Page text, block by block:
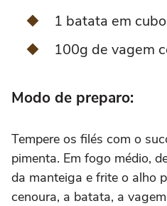
1 batata em
100g de vagem
Modo de preparo:
Tempere os filés com o
pimenta. Em fogo médio,
da manteiga e frite o alho
cenoura, a batata, a